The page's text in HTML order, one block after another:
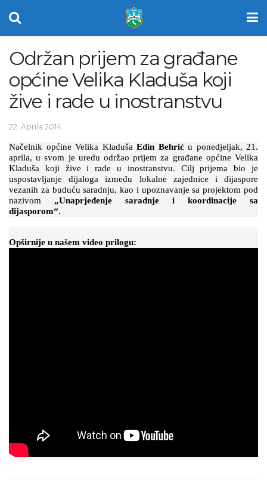
Održan prijem za građane
općine Velika Kladuša koji
žive i rade u inostranstvu
22. Aprila 2014.
Načelnik općine Velika Kladuša Edin Behrić u ponedjeljak, 21.
aprila, u svom je uredu održao prijem za građane općine Velika
Kladuša koji žive i rade u inostranstvu. Cilj prijema bio je
uspostavljanje dijaloga između lokalne zajednice i dijaspore
vezanih za buduću saradnju, kao i upoznavanje sa projektom pod
nazivom
„Unaprjeđenje saradnje i koordinacije sa
dijasporom“.
Opširnije u našem video prilogu: